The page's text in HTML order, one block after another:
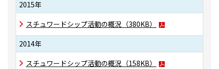
2015年
スチュワードシップ活動の概況（380KB）
2014年
スチュワードシップ活動の概況（158KB）